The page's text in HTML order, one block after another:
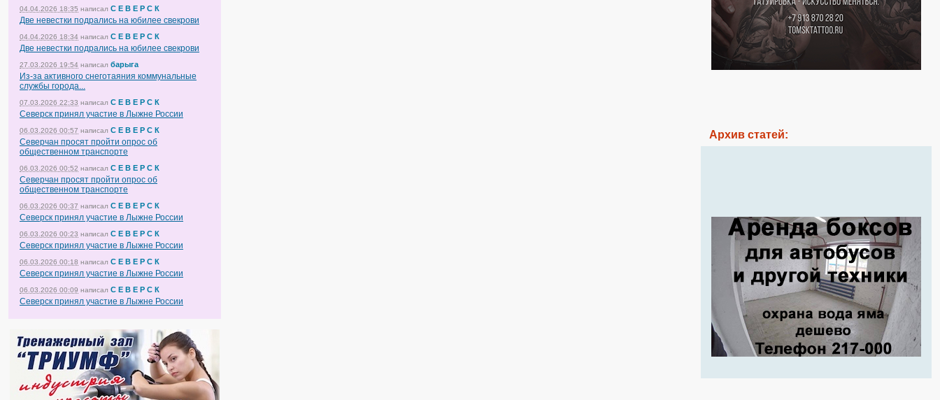
04.04.2026 18:35 написал С Е В Е Р С К
Две невестки подрались на юбилее свекрови
04.04.2026 18:34 написал С Е В Е Р С К
Две невестки подрались на юбилее свекрови
27.03.2026 19:54 написал барыга
Из-за активного снеготаяния коммунальные
службы города...
07.03.2026 22:33 написал С Е В Е Р С К
Северск принял участие в Лыжне России
06.03.2026 00:57 написал С Е В Е Р С К
Северчан просят пройти опрос об
общественном транспорте
06.03.2026 00:52 написал С Е В Е Р С К
Северчан просят пройти опрос об
общественном транспорте
06.03.2026 00:37 написал С Е В Е Р С К
Северск принял участие в Лыжне России
06.03.2026 00:23 написал С Е В Е Р С К
Северск принял участие в Лыжне России
06.03.2026 00:18 написал С Е В Е Р С К
Северск принял участие в Лыжне России
06.03.2026 00:09 написал С Е В Е Р С К
Северск принял участие в Лыжне России
Архив статей: